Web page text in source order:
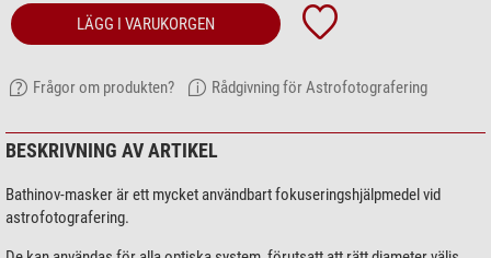
LÄGG I VARUKORGEN
Frågor om produkten? Rådgivning för Astrofotografering
BESKRIVNING AV ARTIKEL
Bathinov-masker är ett mycket användbart fokuseringshjälpmedel vid
astrofotografering.